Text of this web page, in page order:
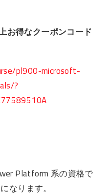
お得なクーポンコード
pl900-microsoft-
?
Platform 系の資格で
なります。